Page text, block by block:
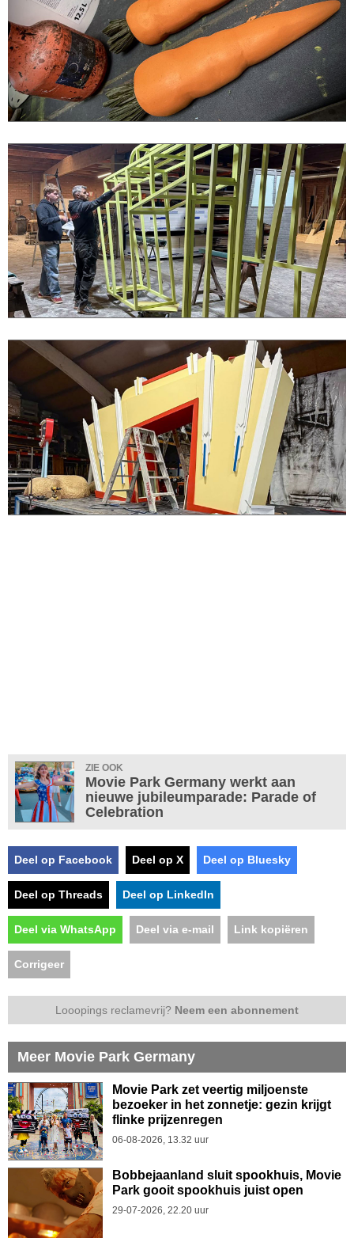
ZIE OOK
Movie Park Germany werkt aan
nieuwe jubileumparade: Parade of
Celebration
Deel op Facebook Deel op X Deel op Bluesky
Deel op Threads Deel op LinkedIn
Deel via WhatsApp Deel via e-mail Link kopiëren
Corrigeer
Looopings reclamevrij? Neem een abonnement
Meer Movie Park Germany
Movie Park zet veertig miljoenste
bezoeker in het zonnetje: gezin krijgt
flinke prijzenregen
06-08-2026, 13.32 uur
Bobbejaanland sluit spookhuis, Movie
Park gooit spookhuis juist open
29-07-2026, 22.20 uur